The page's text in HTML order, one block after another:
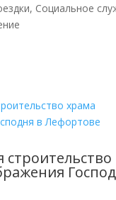
, Социальное
строительство